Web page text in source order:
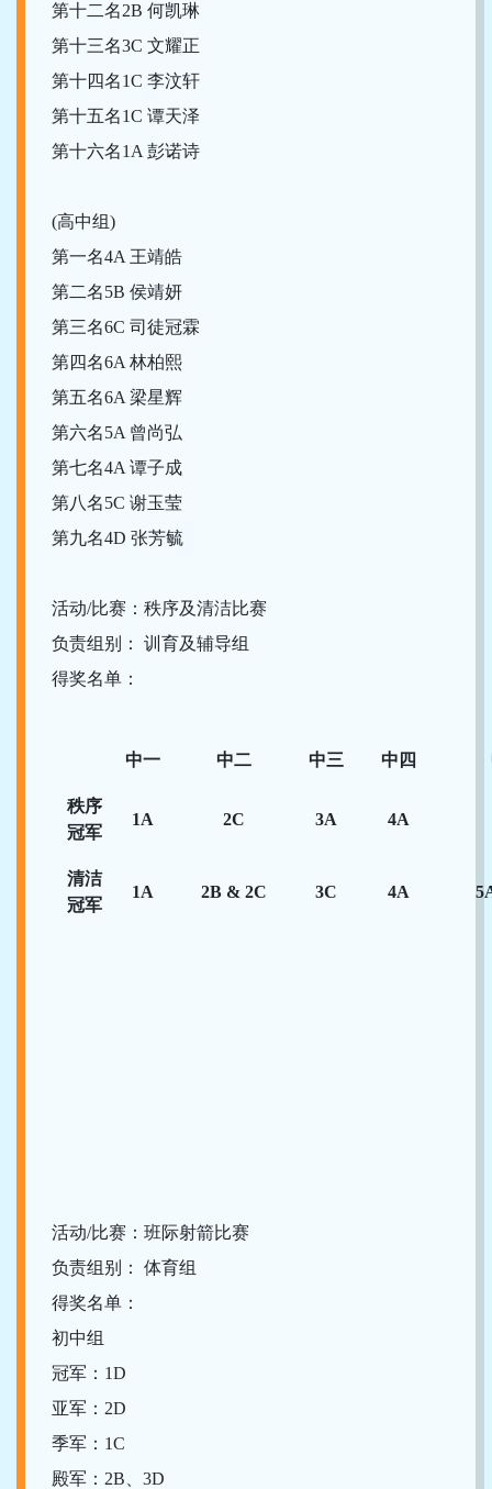
第十二名2B 何凯琳
第十三名3C 文耀正
第十四名1C 李汶轩
第十五名1C 谭天泽
第十六名1A 彭诺诗
(高中组)
第一名4A 王靖皓
第二名5B 侯靖妍
第三名6C 司徒冠霖
第四名6A 林柏熙
第五名6A 梁星辉
第六名5A 曾尚弘
第七名4A 谭子成
第八名5C 谢玉莹
第九名4D 张芳毓
活动/比赛：秩序及清洁比赛
负责组别： 训育及辅导组
得奖名单：
中一 中二 中三 中四
秩序
冠军
1A 2C 3A 4A
清洁
冠军
1A 2B & 2C 3C 4A
活动/比赛：班际射箭比赛
负责组别： 体育组
得奖名单：
初中组
冠军：1D
亚军：2D
季军：1C
殿军：2B、3D